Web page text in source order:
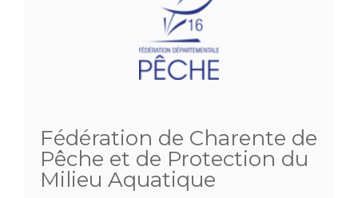
Fédération de Charente de
Pêche et de Protection du
Milieu Aquatique